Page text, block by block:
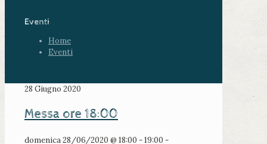
Eventi
Home
Eventi
28 Giugno 2020
Messa ore 18:00
domenica 28/06/2020 @ 18:00 - 19:00 -